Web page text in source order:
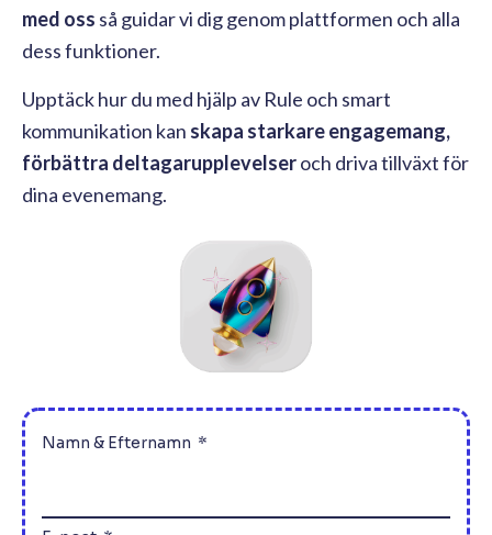
med oss så guidar vi dig genom plattformen och alla
dess funktioner.
Upptäck hur du med hjälp av Rule och smart
kommunikation kan skapa starkare engagemang,
förbättra deltagarupplevelseroch driva tillväxt för
dina evenemang.
Namn & Efternamn